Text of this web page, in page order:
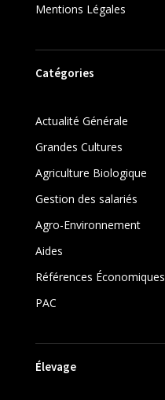
Mentions Légales
Catégories
Actualité Générale
Grandes Cultures
Agriculture Biologique
Gestion des salariés
Agro-Environnement
Aides
Références Économiques
PAC
Élevage